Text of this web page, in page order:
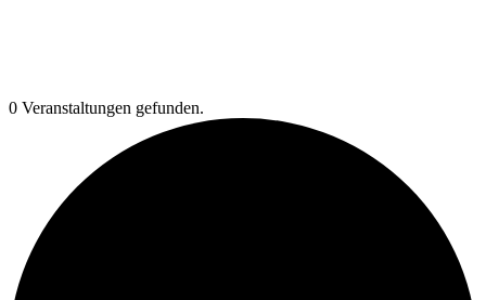
0 Veranstaltungen gefunden.